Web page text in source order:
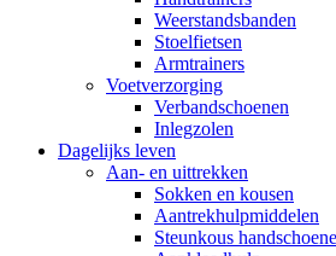
Weerstandsbanden
Stoelfietsen
Armtrainers
Voetverzorging
Verbandschoenen
Inlegzolen
Dagelijks leven
Aan- en uittrekken
Sokken en kousen
Aantrekhulpmiddelen
Steunkous